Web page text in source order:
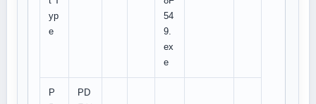
yp
e
54
9.
ex
e
P
PD